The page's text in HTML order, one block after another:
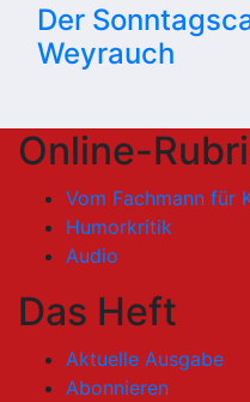
Der
Weyrauch
Online-
Vom Fachmann für
Humorkritik
Audio
Das Heft
Aktuelle Ausgabe
Abonnieren